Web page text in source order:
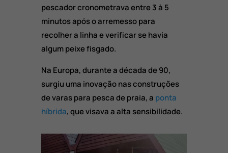
pescador cronometrava entre 3 à 5
minutos após o arremesso para
recolher a linha e verificar se havia
algum peixe fisgado.
Na Europa, durante a década de 90,
surgiu uma inovação nas construções
de varas para pesca de praia, a ponta
híbrida, que visava a alta sensibilidade.